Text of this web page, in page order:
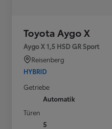
Toyota Aygo X
Aygo X 1,5 HSD GR Sport
Reisenberg
HYBRID
Getriebe
Automatik
Türen
5